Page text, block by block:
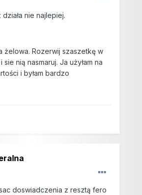
nie najlepiej.
żelowa. Rozerwij szaszetkę w
nią nasmaruj. Ja użyłam na
i byłam bardzo
doswiadczenia z resztą fero